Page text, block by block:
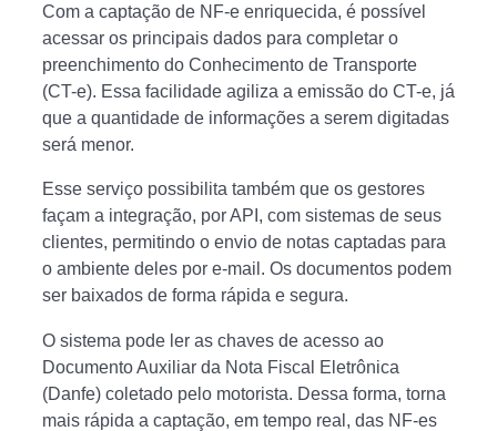
Com a captação de NF-e enriquecida, é possível
acessar os principais dados para completar o
preenchimento do Conhecimento de Transporte
(CT-e). Essa facilidade agiliza a emissão do CT-e, já
que a quantidade de informações a serem digitadas
será menor.
Esse serviço possibilita também que os gestores
façam a integração, por API, com sistemas de seus
clientes, permitindo o envio de notas captadas para
o ambiente deles por e-mail. Os documentos podem
ser baixados de forma rápida e segura.
O sistema pode ler as chaves de acesso ao
Documento Auxiliar da Nota Fiscal Eletrônica
(Danfe) coletado pelo motorista. Dessa forma, torna
mais rápida a captação, em tempo real, das NF-es